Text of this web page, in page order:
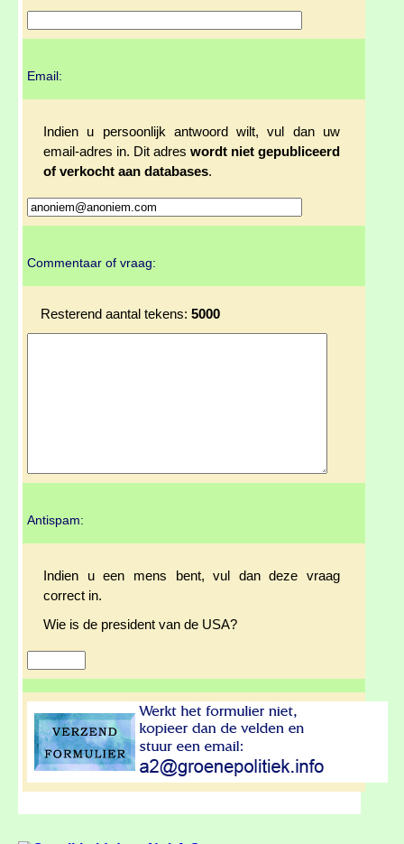
Email:
Indien u persoonlijk antwoord wilt, vul dan uw
email-adres in. Dit adres wordt niet gepubliceerd
of verkocht aan databases.
Commentaar of vraag:
Resterend aantal tekens: 5000
Antispam:
Indien u een mens bent, vul dan deze vraag
correct in.
Wie is de president van de USA?